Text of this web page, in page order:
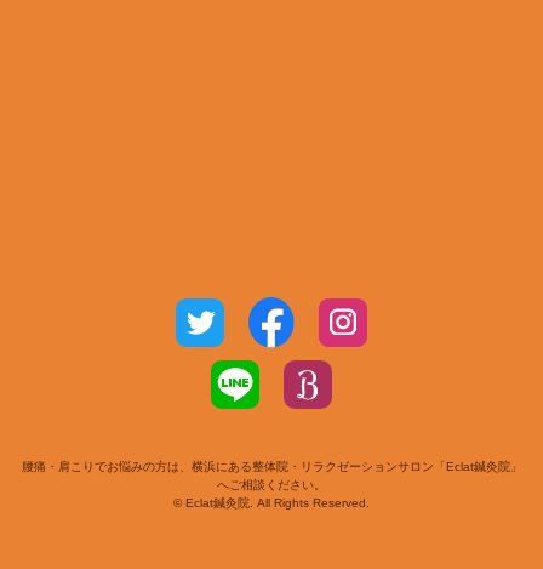
腰痛・肩こりでお悩みの方は、横浜にある整体院・リラクゼーションサロン「Eclat鍼灸院」
へご相談ください。
© Eclat鍼灸院. All Rights Reserved.